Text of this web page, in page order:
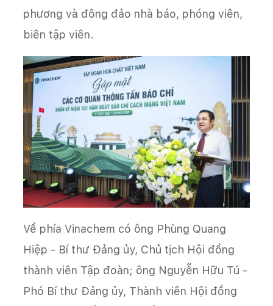
phương và đông đảo nhà báo, phóng viên,
biên tập viên.
Về phía Vinachem có ông Phùng Quang
Hiệp - Bí thư Đảng ủy, Chủ tịch Hội đồng
thành viên Tập đoàn; ông Nguyễn Hữu Tú -
Phó Bí thư Đảng ủy, Thành viên Hội đồng